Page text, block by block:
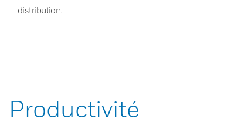
distribution.
Productivité